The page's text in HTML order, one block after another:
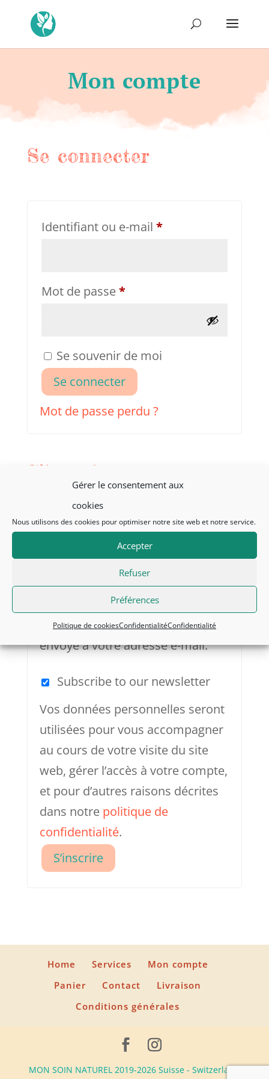
Gérer le consentement aux
cookies
Nous utilisons des cookies pour optimiser notre site web et notre service.
Accepter
Refuser
Préférences
Politique de cookiesConfidentialitéConfidentialité
Mon compte
Se connecter
Identifiant ou e-mail *Obligatoire
Mot de passe*Obligatoire
Se souvenir de moi
Se connecter
Mot de passe perdu ?
S’inscrire
Adresse e-mail*Obligatoire
Un lien permettant de définir un
nouveau mot de passe sera
envoyé à votre adresse e-mail.
Subscribe to our newsletter
Vos données personnelles seront
utilisées pour vous accompagner
au cours de votre visite du site
web, gérer l’accès à votre compte,
et pour d’autres raisons décrites
dans notre politique de
confidentialité.
S’inscrire
Home Services
Mon compte
Panier
Contact
Livraison
Conditions générales
MON SOIN NATUREL 2019-2026 Suisse - Switzerland